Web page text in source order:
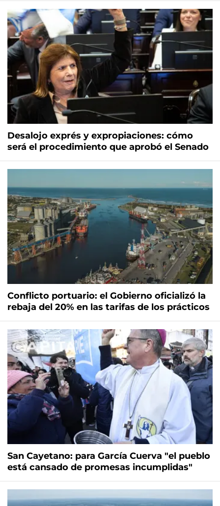
Desalojo exprés y expropiaciones: cómo
será el procedimiento que aprobó el Senado
Conflicto portuario: el Gobierno oficializó la
rebaja del 20% en las tarifas de los prácticos
San Cayetano: para García Cuerva "el pueblo
está cansado de promesas incumplidas"